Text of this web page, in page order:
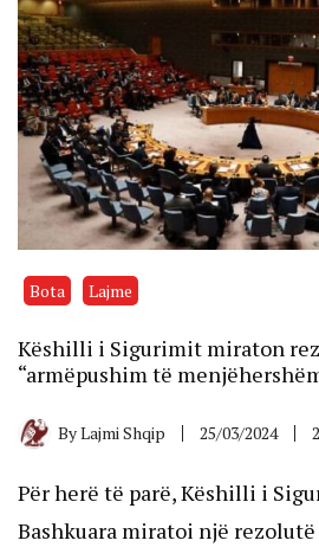
Bota Lajme
Këshilli i Sigurimit miraton
“armëpushim të
ByLajmi Shqip 25/03/2024
Për herë të parë, Këshilli i
Bashkuara miratoi një